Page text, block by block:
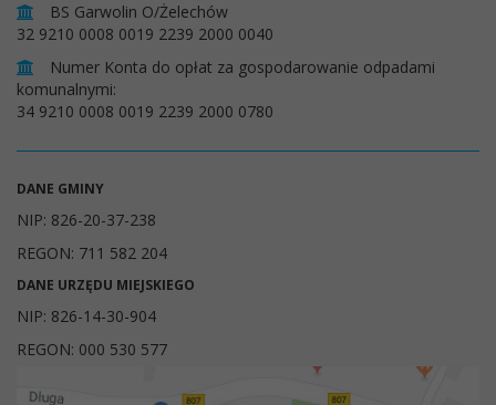
BS Garwolin O/Żelechów
32 9210 0008 0019 2239 2000 0040
Numer Konta do opłat za gospodarowanie odpadami
komunalnymi:
34 9210 0008 0019 2239 2000 0780
DANE GMINY
NIP: 826-20-37-238
REGON: 711 582 204
DANE URZĘDU MIEJSKIEGO
NIP: 826-14-30-904
REGON: 000 530 577